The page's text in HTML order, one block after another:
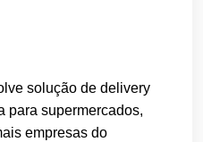
solução de delivery
para supermercados,
empresas do